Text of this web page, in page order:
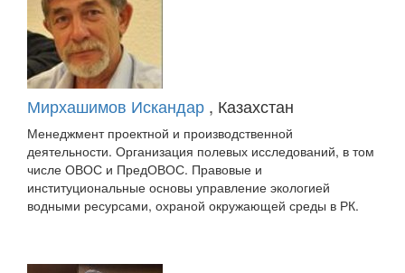
Мирхашимов Искандар , Казахстан
Менеджмент проектной и производственной
деятельности. Организация полевых исследований, в том
числе ОВОС и ПредОВОС. Правовые и
институциональные основы управление экологией
водными ресурсами, охраной окружающей среды в РК.